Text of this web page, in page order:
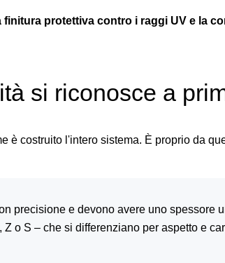
protettiva contro i raggi UV e la
si riconosce a
è costruito l'intero sistema. È proprio da
precisione e devono avere uno spessore
o S – che si differenziano per aspetto e